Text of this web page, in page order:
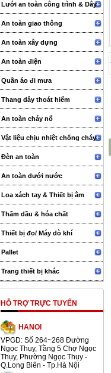
Lưới an toàn công trình & Dây
An toàn giao thông
An toàn xây dựng
An toàn điện
Quần áo đi mưa
Thang dây thoát hiểm
An toàn cháy nổ
Vật liệu chịu nhiệt chống cháy
Đèn an toàn
An toàn dưới nước
Loa xách tay & Thiết bị âm
thanh sự kiện
Thấm dầu & hóa chất
Thiết bị đo/ Máy dò khí
Pallet
Trang thiết bị khác
HỖ TRỢ TRỰC TUYẾN
HANOI
VPGD: Số 264~268 Đường
Ngọc Thụy, Tầng 5 Chợ Ngọc
Thụy, Phường Ngọc Thụy -
Q.Long Biên - Tp.Hà Nội